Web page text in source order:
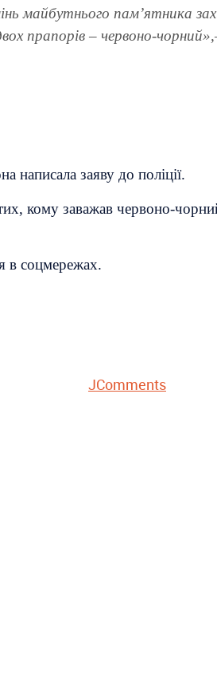
майбутнього памʼятника
прапорів – червоно-
написала заяву до поліції.
кому заважав червоно-
в соцмережах.
JComments